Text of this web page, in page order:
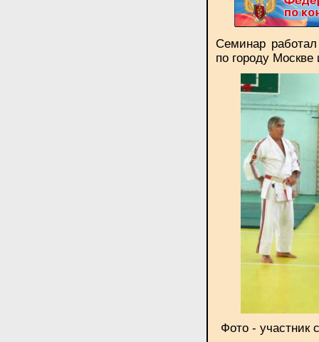
Семинар
по городу
Фото - участник